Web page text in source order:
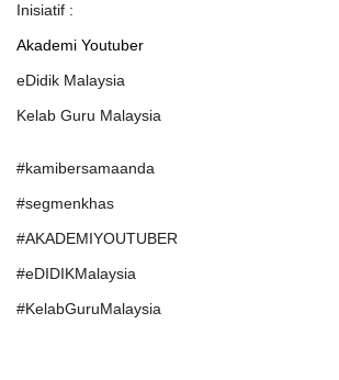
Inisiatif :
Akademi Youtuber
eDidik Malaysia
Kelab Guru Malaysia
#kamibersamaanda
#segmenkhas
#AKADEMIYOUTUBER
#eDIDIKMalaysia
#KelabGuruMalaysia